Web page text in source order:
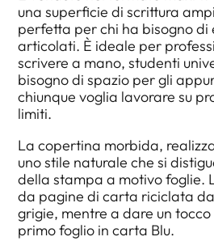
una superficie di scrittura
perfetta per chi ha bisogno di
articolati. È ideale per
scrivere a mano, studenti
bisogno di spazio per gli
chiunque voglia lavorare su
limiti.
La copertina morbida,
uno stile naturale che si
della stampa a motivo foglie.
da pagine di carta riciclata
grigie, mentre a dare un
primo foglio in carta Blu.